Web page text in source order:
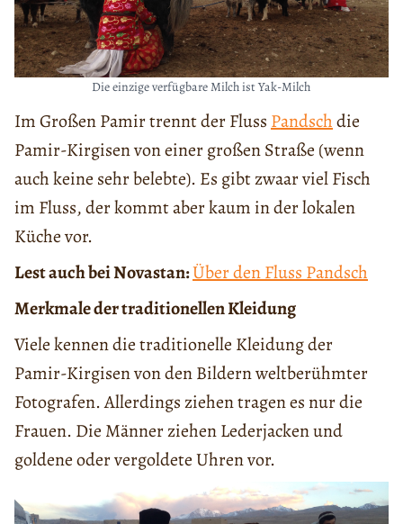
Die einzige verfügbare Milch ist Yak-Milch
Im Großen Pamir trennt der Fluss Pandschdie
Pamir-Kirgisen von einer großen Straße (wenn
auch keine sehr belebte). Es gibt zwaar viel Fisch
im Fluss, der kommt aber kaum in der lokalen
Küche vor.
Lest auch bei Novastan:Über den Fluss Pandsch
Merkmale der traditionellen Kleidung
Viele kennen die traditionelle Kleidung der
Pamir-Kirgisen von den Bildern weltberühmter
Fotografen. Allerdings ziehen tragen es nur die
Frauen. Die Männer ziehen Lederjacken und
goldene oder vergoldete Uhren vor.